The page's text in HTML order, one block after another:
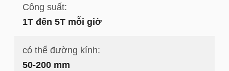
Công suất:
1T đến 5T mỗi giờ
có thể đường kính:
50-200 mm